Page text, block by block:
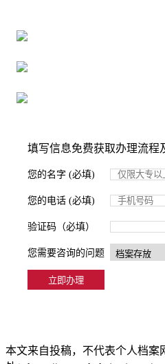
填写信息免费获取办理流程
您的名字 (必填)
您的电话 (必填)
验证码（必填）
您需要咨询的问题
本文来自投稿，不代表个人档案